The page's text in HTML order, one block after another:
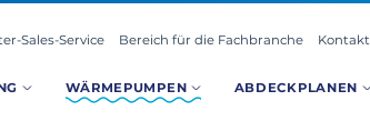
WÄRMEPUMPEN ABDECKPLANEN
Sales-Service Bereich für die Fachbranche Kontakt